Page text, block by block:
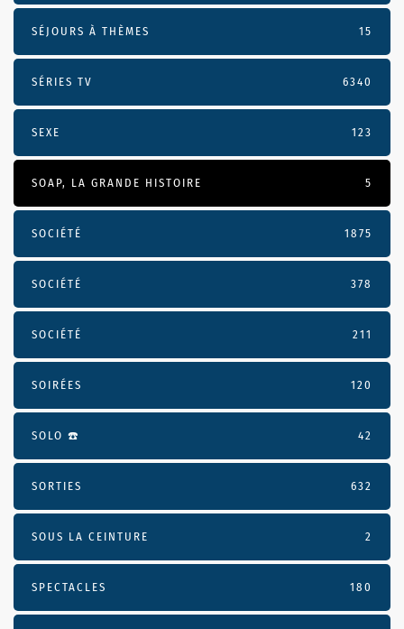
SÉJOURS À THÈMES 15
SÉRIES TV 6340
SEXE 123
SOAP, LA GRANDE HISTOIRE 5
SOCIÉTÉ 1875
SOCIÉTÉ 378
SOCIÉTÉ 211
SOIRÉES 120
SOLO ☎️ 42
SORTIES 632
SOUS LA CEINTURE 2
SPECTACLES 180